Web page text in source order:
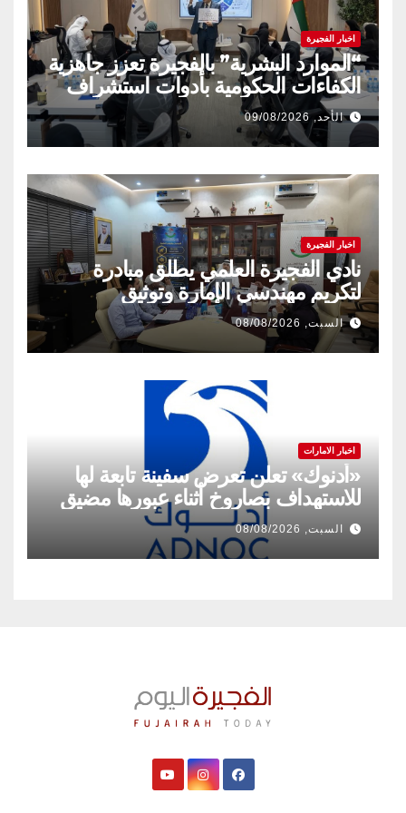
اخبار الفجيرة
“الموارد البشرية” بالفجيرة تعزز جاهزية
الكفاءات الحكومية بأدوات استشراف
المستقبل
الأحد, 09/08/2026
اخبار الفجيرة
نادي الفجيرة العلمي يطلق مبادرة
لتكريم مهندسي الإمارة وتوثيق
إنجازاتهم المهنية
السبت, 08/08/2026
اخبار الامارات
«أدنوك» تعلن تعرض سفينة تابعة لها
للاستهداف بصاروخ أثناء عبورها مضيق
هرمزالسبت, 08/08/2026